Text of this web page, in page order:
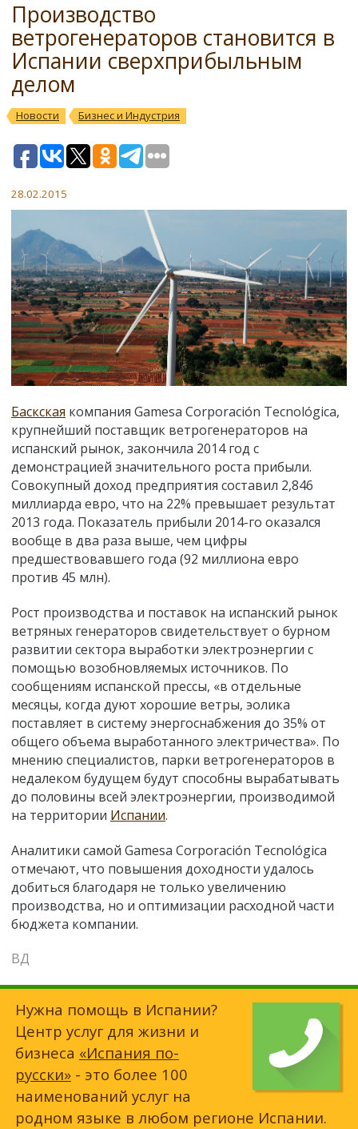
Производство
ветрогенераторов становится в
Испании сверхприбыльным
делом
Новости Бизнес и Индустрия
28.02.2015
Баскская компания Gamesa Corporación Tecnológica,
крупнейший поставщик ветрогенераторов на
испанский рынок, закончила 2014 год с
демонстрацией значительного роста прибыли.
Совокупный доход предприятия составил 2,846
миллиарда евро, что на 22% превышает результат
2013 года. Показатель прибыли 2014-го оказался
вообще в два раза выше, чем цифры
предшествовавшего года (92 миллиона евро
против 45 млн).
Рост производства и поставок на испанский рынок
ветряных генераторов свидетельствует о бурном
развитии сектора выработки электроэнергии с
помощью возобновляемых источников. По
сообщениям испанской прессы, «в отдельные
месяцы, когда дуют хорошие ветры, эолика
поставляет в систему энергоснабжения до 35% от
общего объема выработанного электричества». По
мнению специалистов, парки ветрогенераторов в
недалеком будущем будут способны вырабатывать
до половины всей электроэнергии, производимой
на территории Испании.
Аналитики самой Gamesa Corporación Tecnológica
отмечают, что повышения доходности удалось
добиться благодаря не только увеличению
производства, но и оптимизации расходной части
бюджета компании.
ВД
Нужна помощь в Испании?
Центр услуг для жизни и
бизнеса «Испания по-
русски» - это более 100
наименований услуг на
родном языке в любом регионе Испании.